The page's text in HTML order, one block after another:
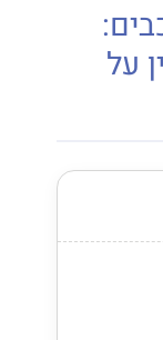
על